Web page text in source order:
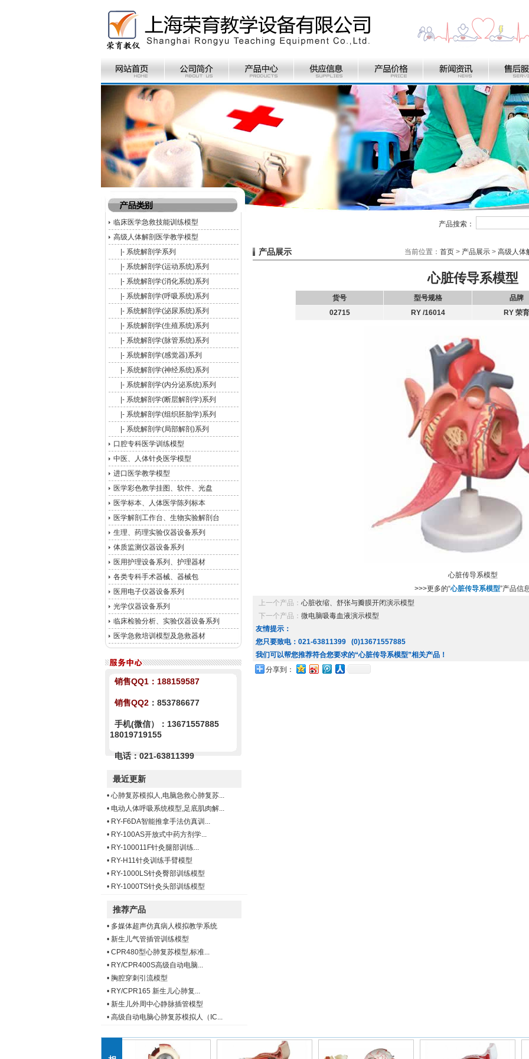
临床医学急救技能训练模型
高级人体解剖医学教学模型
|- 系统解剖学系列
|- 系统解剖学(运动系统)系列
|- 系统解剖学(消化系统)系列
|- 系统解剖学(呼吸系统)系列
|- 系统解剖学(泌尿系统)系列
|- 系统解剖学(生殖系统)系列
|- 系统解剖学(脉管系统)系列
|- 系统解剖学(感觉器)系列
|- 系统解剖学(神经系统)系列
|- 系统解剖学(内分泌系统)系列
|- 系统解剖学(断层解剖学)系列
|- 系统解剖学(组织胚胎学)系列
|- 系统解剖学(局部解剖)系列
口腔专科医学训练模型
中医、人体针灸医学模型
进口医学教学模型
医学彩色教学挂图、软件、光盘
医学标本、人体医学陈列标本
医学解剖工作台、生物实验解剖台
生理、药理实验仪器设备系列
体质监测仪器设备系列
医用护理设备系列、护理器材
各类专科手术器械、器械包
医用电子仪器设备系列
光学仪器设备系列
临床检验分析、实验仪器设备系列
医学急救培训模型及急救器材
销售QQ1： 188159587
销售QQ2 ：853786677
手机(微信）：13671557885
18019719155
电话：021-63811399
最近更新
• 心肺复苏模拟人,电脑急救心肺复苏...
• 电动人体呼吸系统模型,足底肌肉解...
• RY-F6DA智能推拿手法仿真训...
• RY-100AS开放式中药方剂学...
• RY-100011F针灸腿部训练...
• RY-H11针灸训练手臂模型
• RY-1000LS针灸臀部训练模型
• RY-1000TS针灸头部训练模型
推荐产品
• 多媒体超声仿真病人模拟教学系统
• 新生儿气管插管训练模型
• CPR480型心肺复苏模型,标准...
• RY/CPR400S高级自动电脑...
• 胸腔穿刺引流模型
• RY/CPR165 新生儿心肺复...
• 新生儿外周中心静脉插管模型
• 高级自动电脑心肺复苏模拟人（IC...
产品搜索：
产品展示 当前位置： 首页 > 产品展示 > 高级人体
心脏传导系模型
货号 型号规格
品牌
02715
RY /16014 RY 荣育
心脏传导系模型
>>>更多的“心脏传导系模型”产品信
上一个产品： 心脏收缩、舒张与瓣膜开闭演示模型
下一个产品： 微电脑吸毒血液演示模型
友情提示：
您只要致电：021-63811399 (0)13671557885
我们可以帮您推荐符合您要求的“心脏传导系模型”相关产品！
分享到：